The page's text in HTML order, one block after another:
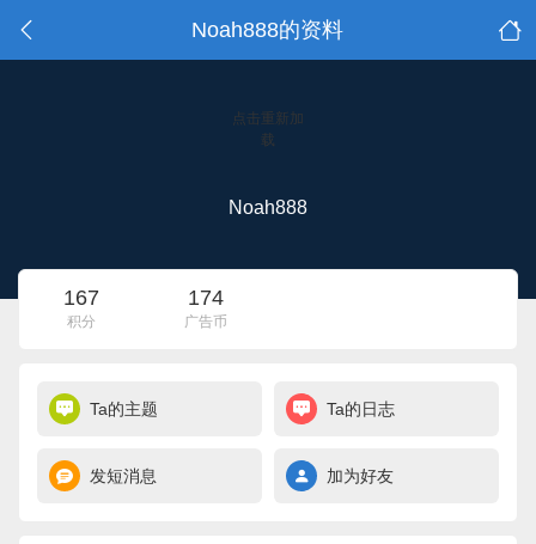
Noah888的资料
点击重新加
载
Noah888
167
积分
174
广告币
Ta的主题 Ta的日志
发短消息 加为好友